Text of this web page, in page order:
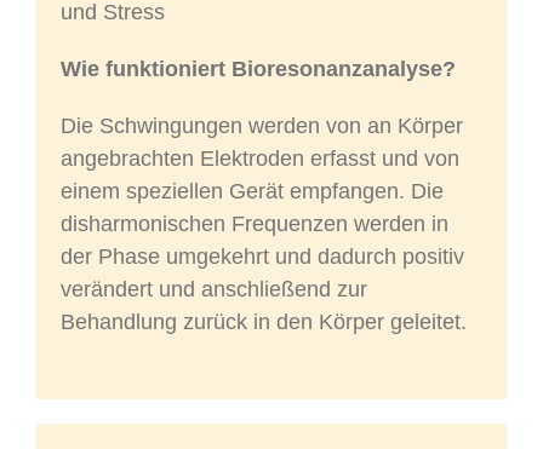
und Stress
Wie funktioniert Bioresonanzanalyse?
Die Schwingungen werden von an Körper
angebrachten Elektroden erfasst und von
einem speziellen Gerät empfangen. Die
disharmonischen Frequenzen werden in
der Phase umgekehrt und dadurch positiv
verändert und anschließend zur
Behandlung zurück in den Körper geleitet.